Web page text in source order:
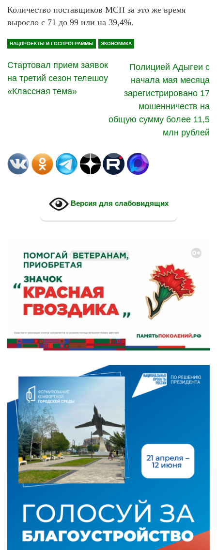
Количество поставщиков МСП за это же время
выросло с 71 до 99 или на 39,4%.
НАЦПРОЕКТЫ И ГОСПРОГРАММЫ ЭКОНОМИКА
Стартовал прием заявок
на третий сезон телешоу
«Классная тема»
Полицией Адыгеи с
начала мая месяца
зарегистрировано 17
мошенничеств на
общую сумму более 11,5
млн рублей
Версия для слабовидящих